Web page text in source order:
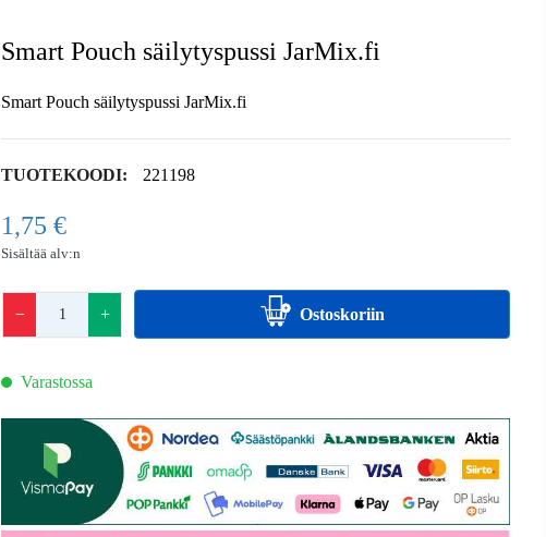
Smart Pouch säilytyspussi JarMix.fi
Smart Pouch säilytyspussi JarMix.fi
TUOTEKOODI: 221198
1,75 €
Sisältää alv:n
− + Ostoskoriin
Varastossa